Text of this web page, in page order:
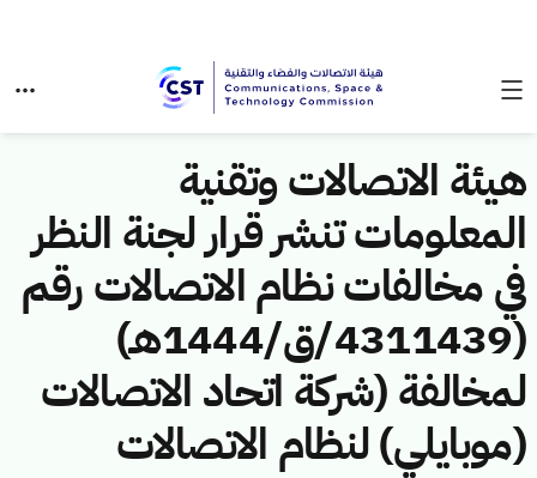
هيئة الاتصالات وتقنية
المعلومات تنشر قرار لجنة النظر
في مخالفات نظام الاتصالات رقم
(4311439/ق/1444هـ)
لمخالفة (شركة اتحاد الاتصالات
(موبايلي) لنظام الاتصالات